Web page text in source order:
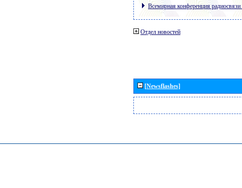
Всемирная конференция
Отдел новостей
[Newsflashes]